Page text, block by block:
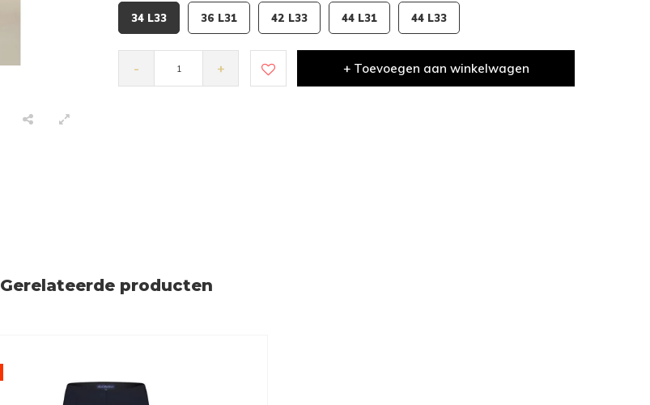
34 L33 36 L31 42 L33 44 L31 44 L33
- + + Toevoegen aan winkelwagen
Gerelateerde producten